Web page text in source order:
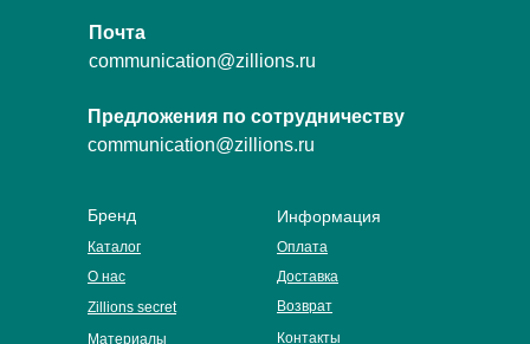
Предложения по сотрудничеству
communication@zillions.ru
Почта
communication@zillions.ru
Контакты
Материалы
О нас
Zillions secret
Возврат
Доставка
Оплата
Информация
Бренд
Каталог